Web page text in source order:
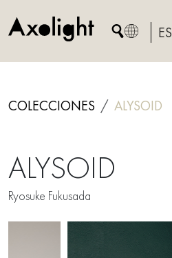
to
ES
COLECCIONES ALYSOID
ALYSOID
Ryosuke Fukusada